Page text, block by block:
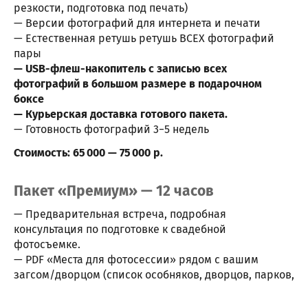
резкости, подготовка под печать)
— Версии фотографий для интернета и печати
— Естественная ретушь ретушь ВСЕХ фотографий
пары
— USB-флеш-накопитель с записью всех
фотографий в большом размере в подарочном
боксе
— Курьерская доставка готового пакета.
— Готовность фотографий 3−5 недель
Стоимость: 65 000 — 75 000 р.
Пакет «Премиум» — 12 часов
— Предварительная встреча, подробная
консультация по подготовке к свадебной
фотосъемке.
— PDF «Места для фотосессии» рядом с вашим
загсом/дворцом (список особняков, дворцов, парков,